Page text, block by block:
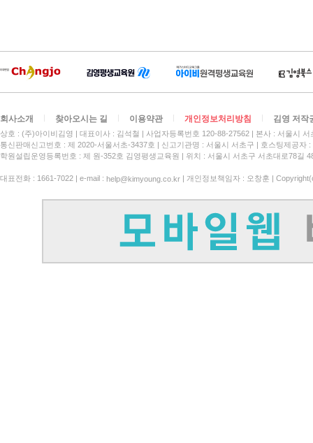
회사소개 찾아오시는 길 이용약관 개인정보처리방침 김영 저작
상호 : (주)아이비김영 대표이사 : 김석철 사업자등록번호 120-88-27562
본사 : 서울시
통신판매신고번호 : 제 2020-서울서초-3437호
신고기관명 : 서울시 서초구
호스팅제공자
학원설립운영등록번호 : 제 원-352호 김영평생교육원 | 위치 : 서울시 서초구 서초대로78길
대표전화 : 1661-7022 | e-mail : help@kimyoung.co.kr | 개인정보책임자 : 오창훈 |